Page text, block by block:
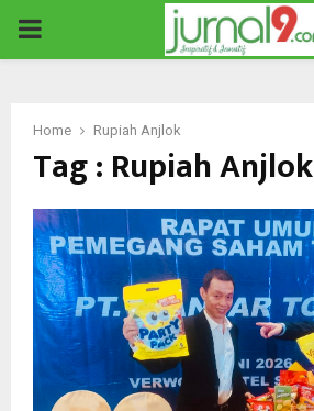
PRIMARY
Home Rupiah Anjlok
Tag : Rupiah Anjlok